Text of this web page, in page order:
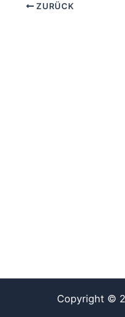
ZURÜCK
Copyright ©